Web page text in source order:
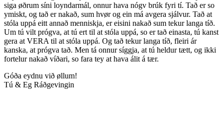
siga øðrum síni loyndarmál, onnur hava nógv brúk fyri tí. Tað er so
ymiskt, og tað er nakað, sum hvør og ein má avgera sjálvur. Tað at
stóla uppá eitt annað menniskja, er eisini nakað sum tekur langa tíð.
Um tú vilt prógva, at tú ert til at stóla uppá, so er tað einasta, tú kanst
gera at VERA til at stóla uppá. Og tað tekur langa tíð, fleiri ár
kanska, at prógva tað. Men tá onnur síggja, at tú heldur tætt, og ikki
fortelur nakað víðari, so fara tey at hava álit á tær.
Góða eydnu við øllum!
Tú & Eg Ráðgevingin